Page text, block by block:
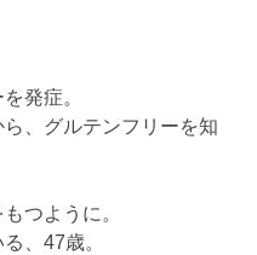
発症。
、グルテンフリーを知
つように。
、47歳。